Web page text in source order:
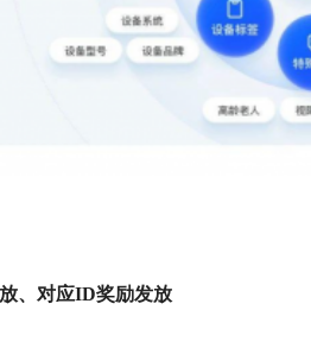
、对应ID奖励发放